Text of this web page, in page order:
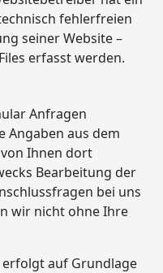
fehlerfreien
seiner Website –
erfasst werden.
Anfragen
Angaben aus dem
Ihnen dort
Bearbeitung der
bei uns
wir nicht ohne Ihre
auf Grundlage